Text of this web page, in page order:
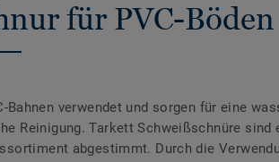
für PVC-Böden
verwendet und sorgen für eine
Reinigung. Tarkett Schweißschnüre sind
abgestimmt. Durch die